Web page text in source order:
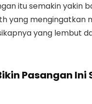
itu semakin yakin
yang mengingatkan
yang lembut
Pasangan Ini